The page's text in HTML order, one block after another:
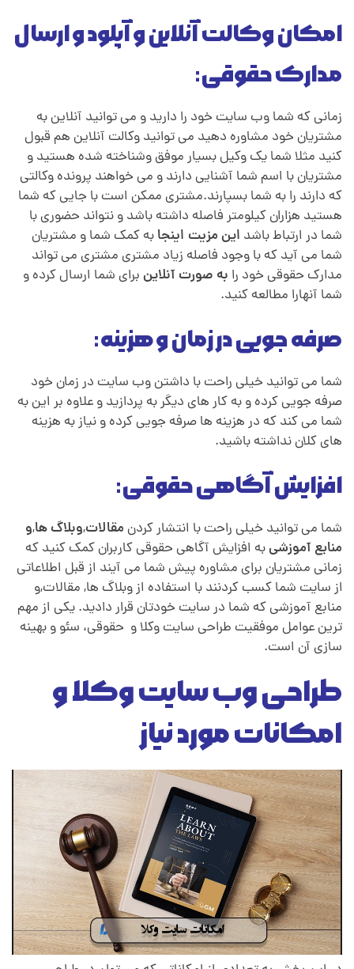
امکان وکالت آنلاین و آپلود و ارسال
مدارک حقوقی:
زمانی که شما وب سایت خود را دارید و می توانید آنلاین به
مشتریان خود مشاوره دهید می توانید وکالت آنلاین هم قبول
کنید مثلا شما یک وکیل بسیار موفق وشناخته شده هستید و
مشتریان با اسم شما آشنایی دارند و می خواهند پرونده وکالتی
که دارند را به شما بسپارند.مشتری ممکن است با جایی که شما
هستید هزاران کیلومتر فاصله داشته باشد و نتواند حضوری با
شما در ارتباط باشد این مزیت اینجابه کمک شما و مشتریان
شما می آید که با وجود فاصله زیاد مشتری مشتری می تواند
مدارک حقوقی خود را به صورت آنلاین برای شما ارسال کرده و
شما آنهارا مطالعه کنید.
صرفه جویی در زمان و هزینه:
شما می توانید خیلی راحت با داشتن وب سایت در زمان خود
صرفه جویی کرده و به کار های دیگر به پردازید و علاوه بر این به
شما می کند که در هزینه ها صرفه جویی کرده و نیاز به هزینه
های کلان نداشته باشید.
افزایش آگاهی حقوقی:
شما می توانید خیلی راحت با انتشار کردن مقالات,وبلاگ ها,و
منابع آموزشیبه افزایش آگاهی حقوقی کاربران کمک کنید که
زمانی مشتریان برای مشاوره پیش شما می آیند از قبل اطلاعاتی
از سایت شما کسب کردنند با استفاده از وبلاگ ها, مقالات,و
منابع آموزشی که شما در سایت خودتان قرار دادید. یکی از مهم
ترین عوامل موفقیت طراحی سایت وکلا و حقوقی، سئو و بهینه
سازی آن است.
طراحی وب سایت وکلا و
امکانات مورد نیاز